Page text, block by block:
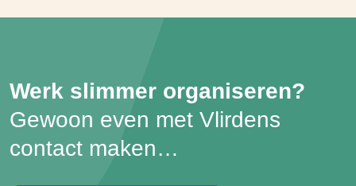
Werk slimmer organiseren?
Gewoon even met Vlirdens
contact maken…